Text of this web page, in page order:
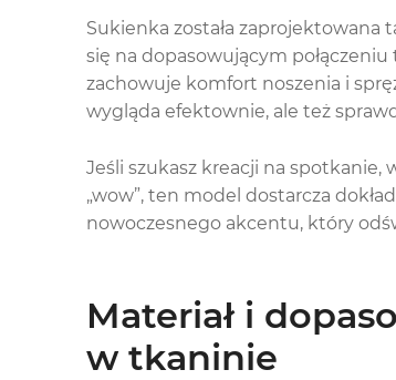
Sukienka została zaprojektowana
się na dopasowującym
zachowuje komfort noszenia i
wygląda efektownie, ale też
Jeśli szukasz kreacji na spotkanie,
„wow”, ten model dostarcza
nowoczesnego akcentu, który
Materiał i
w tkaninie